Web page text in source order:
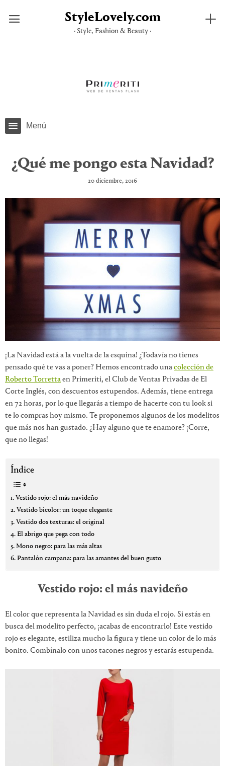
StyleLovely.com
· Style, Fashion & Beauty ·
Menú
¿Qué me pongo esta Navidad?
20 diciembre, 2016
¡La Navidad está a la vuelta de la esquina! ¿Todavía no tienes
pensado qué te vas a poner? Hemos encontrado unacolección de
Roberto Torrettaen Primeriti, el Club de Ventas Privadas de El
Corte Inglés, con descuentos estupendos. Además, tiene entrega
en 72 horas, por lo que llegarás a tiempo de hacerte con tu look si
te lo compras hoy mismo. Te proponemos algunos de los modelitos
que más nos han gustado. ¿Hay alguno que te enamore? ¡Corre,
que no llegas!
Índice
Vestido rojo: el más navideño
Vestido bicolor: un toque elegante
Vestido dos texturas: el original
El abrigo que pega con todo
Mono negro: para las más altas
Pantalón campana: para las amantes del buen gusto
Vestido rojo: el más navideño
El color que representa la Navidad es sin duda el rojo. Si estás en
busca del modelito perfecto, ¡acabas de encontrarlo! Este vestido
rojo es elegante, estiliza mucho la figura y tiene un color de lo más
bonito. Combínalo con unos tacones negros y estarás estupenda.